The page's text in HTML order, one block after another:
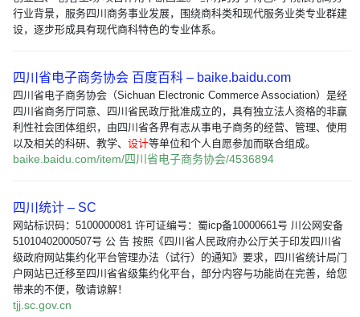
行业背景，服务四川商务事业发展，围绕商科类和现代服务业类专业群建
设，逐步形成具有现代商科特色的专业体系。
四川省电子商务协会 百度百科 – baike.baidu.com
四川省电子商务协会（Sichuan Electronic Commerce Association）是经
四川省商务厅同意、四川省民政厅批准成立的，具有独立法人资格的非赢
利性社会团体组织，由四川省各界有志从事电子商务的经营、管理、使用
以及相关的科研、教学、 设计等单位和个人自愿参加而联合组成。
baike.baidu.com/item/四川省电子商务协会/4536894
四川统计 – SC
网站标识码：5100000081 许可证编号：蜀icp备10000661号 川公网安备
51010402000507号 公 告 按照《四川省人民政府办公厅关于印发四川省
级政府网站集约化平台管理办法（试行）的通知》要求，四川省统计局门
户网站已迁移至四川省省级集约化平台，部分内容与功能尚在完善，给您
带来的不便，敬请谅解！
tjj.sc.gov.cn